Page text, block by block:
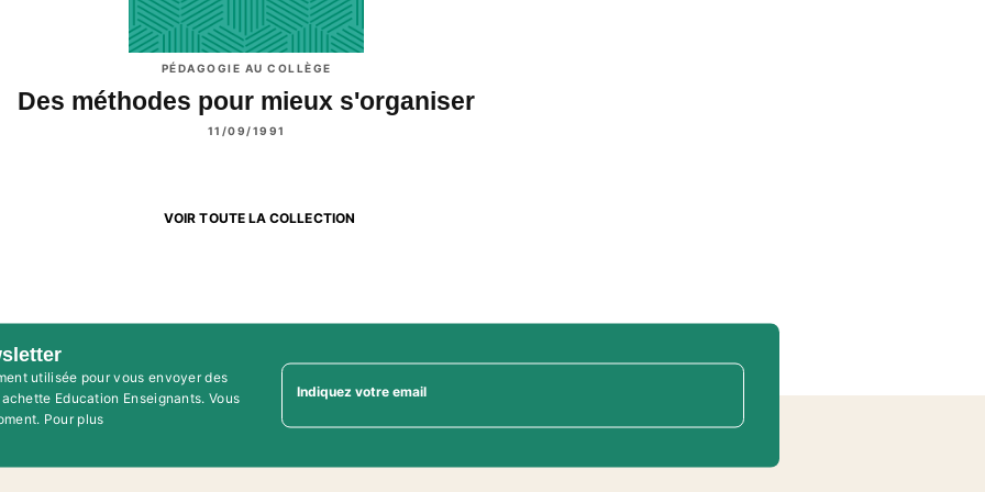
PÉDAGOGIE AU COLLÈGE
Des méthodes pour mieux s'organiser
11/09/1991
VOIR TOUTE LA COLLECTION
utilisée pour vous envoyer des
Education Enseignants. Vous
Pour plus
Indiquez votre email